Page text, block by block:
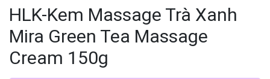
HLK-Kem Massage Trà Xanh
Mira Green Tea Massage
Cream 150g